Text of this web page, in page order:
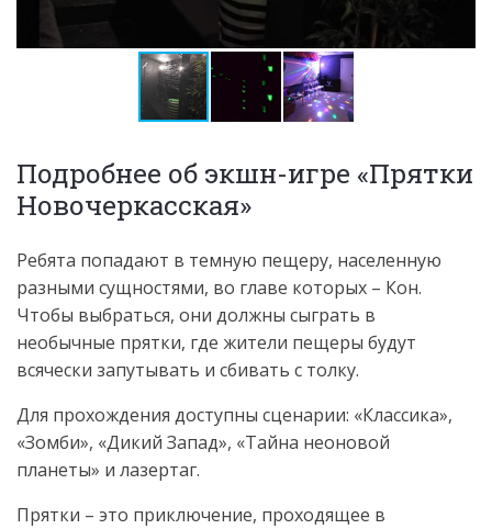
Подробнее об экшн-игре «Прятки
Новочеркасская»
Ребята попадают в темную пещеру, населенную
разными сущностями, во главе которых – Кон.
Чтобы выбраться, они должны сыграть в
необычные прятки, где жители пещеры будут
всячески запутывать и сбивать с толку.
Для прохождения доступны сценарии: «Классика»,
«Зомби», «Дикий Запад», «Тайна неоновой
планеты» и лазертаг.
Прятки – это приключение, проходящее в